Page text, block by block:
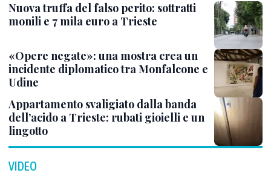
Nuova truffa del falso perito: sottratti
monili e 7 mila euro a Trieste
«Opere negate»: una mostra crea un
incidente diplomatico tra Monfalcone e
Udine
Appartamento svaligiato dalla banda
dell’acido a Trieste: rubati gioielli e un
lingotto
VIDEO